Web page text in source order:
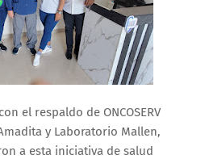
el respaldo de ONCOSERV
y Laboratorio Mallen,
a esta iniciativa de salud